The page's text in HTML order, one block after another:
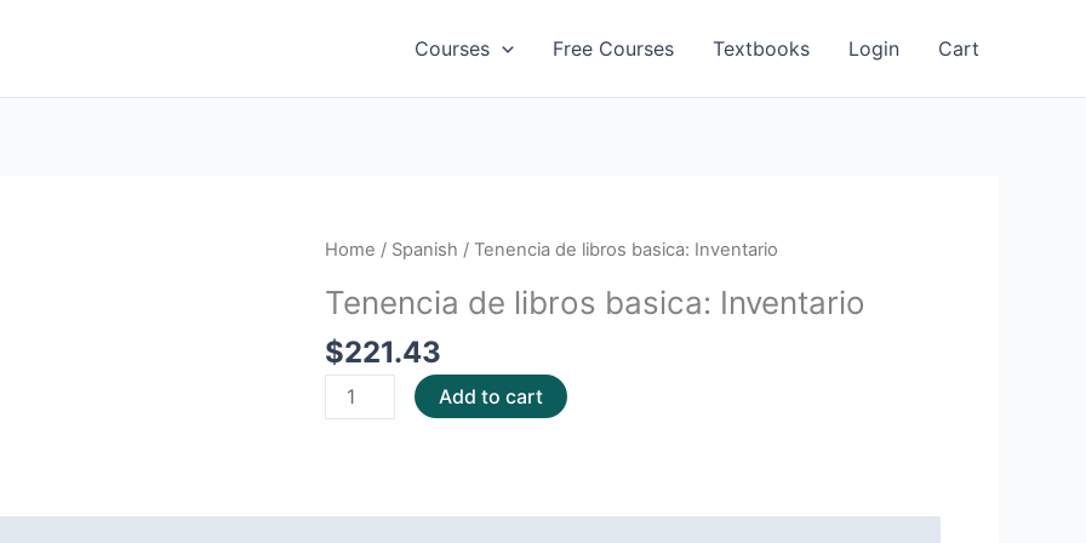
Courses Free Courses Textbooks Login Cart
Home / Spanish / Tenencia de libros basica: Inventario
Tenencia de libros basica: Inventario
$221.43
Tenencia
libros
basica:
Inventario
quantity
Add to cart